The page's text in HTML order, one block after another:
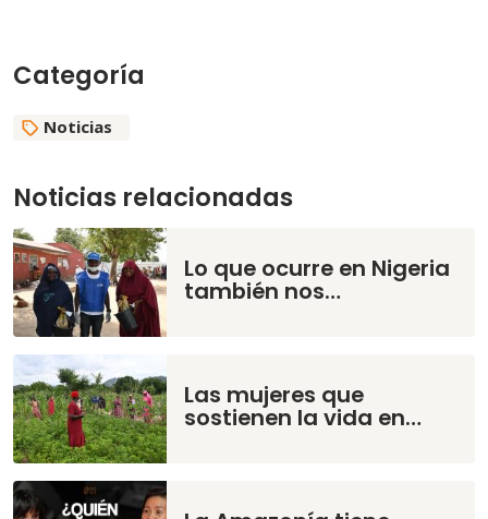
Categoría
Noticias
Noticias relacionadas
Lo que ocurre en Nigeria
también nos…
Las mujeres que
sostienen la vida en…